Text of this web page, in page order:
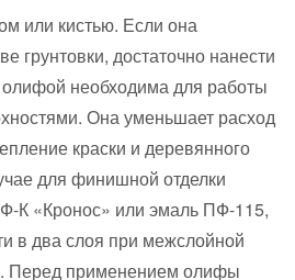
или кистью. Если она
грунтовки, достаточно нанести
необходима для работы
Она уменьшает расход
краски и деревянного
для финишной отделки
К «Кронос» или эмаль ПФ-115,
в два слоя при межслойной
Перед применением олифы